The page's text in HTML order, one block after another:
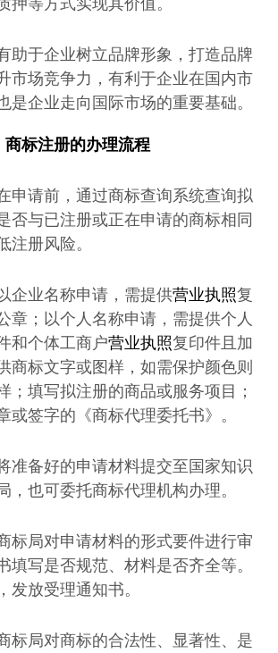
助于企业树立品牌形象，打造品牌
市场竞争力，有利于企业在国内市
是企业走向国际市场的重要基础。
商标注册的办理流程
申请前，通过商标查询系统查询拟
否与已注册或正在申请的商标相同
注册风险。
企业名称申请，需提供营业执照复
章；以个人名称申请，需提供个人
和个体工商户营业执照复印件且加
商标文字或图样，如需保护颜色则
；填写拟注册的商品或服务项目；
或签字的《商标代理委托书》。
准备好的申请材料提交至国家知识
，也可委托商标代理机构办理。
标局对申请材料的形式要件进行审
填写是否规范、材料是否齐全等。
发放受理通知书。
标局对商标的合法性、显著性、是